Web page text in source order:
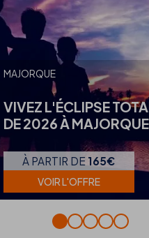
MAJORQUE
VIVEZ L'ÉCLIPSE
DE 2026 À MAJORQUE
À PARTIR DE 165€
VOIR L'OFFRE